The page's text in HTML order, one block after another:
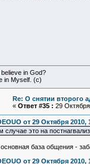
in God?
in Myself. (c)
Re: О снятии второго
« Ответ #35 : 29
от 29 Октября 2010,
случае это на
основная база общения -
от 29 Октября 2010,